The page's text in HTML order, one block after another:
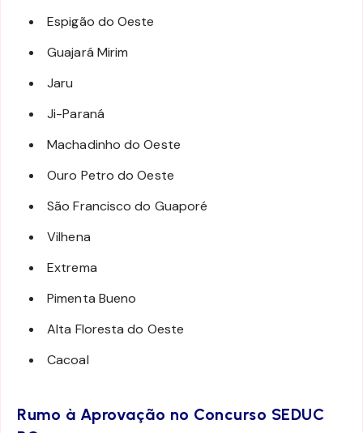
Espigão do Oeste
Guajará Mirim
Jaru
Ji-Paraná
Machadinho do Oeste
Ouro Petro do Oeste
São Francisco do Guaporé
Vilhena
Extrema
Pimenta Bueno
Alta Floresta do Oeste
Cacoal
Rumo à Aprovação no Concurso SEDUC